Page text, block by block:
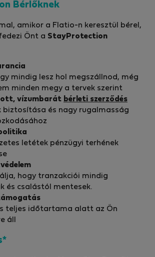
Bérlőknek
amikor a Flatio-n keresztül bérel,
Önt a StayProtection
mindig lesz hol megszállnod, még
minden megy a tervek szerint
vízumbarát bérleti szerződés
biztosítása és nagy rugalmasság
letétek pénzügyi terhének
hogy tranzakciói mindig
és csalástól mentesek.
teljes időtartama alatt az Ön
áll